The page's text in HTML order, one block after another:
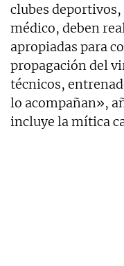
clubes
médico, deben
apropiadas para
propagación del
técnicos,
lo acompañan»,
incluye la mítica